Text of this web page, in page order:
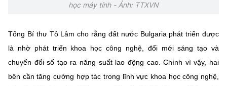
học máy tính - Ảnh: TTXVN
Tổng Bí thư Tô Lâm cho rằng đất nước Bulgaria phát triển được
là nhờ phát triển khoa học công nghệ, đổi mới sáng tạo và
chuyển đổi số tạo ra năng suất lao động cao. Chính vì vậy, hai
bên cần tăng cường hợp tác trong lĩnh vực khoa học công nghệ,